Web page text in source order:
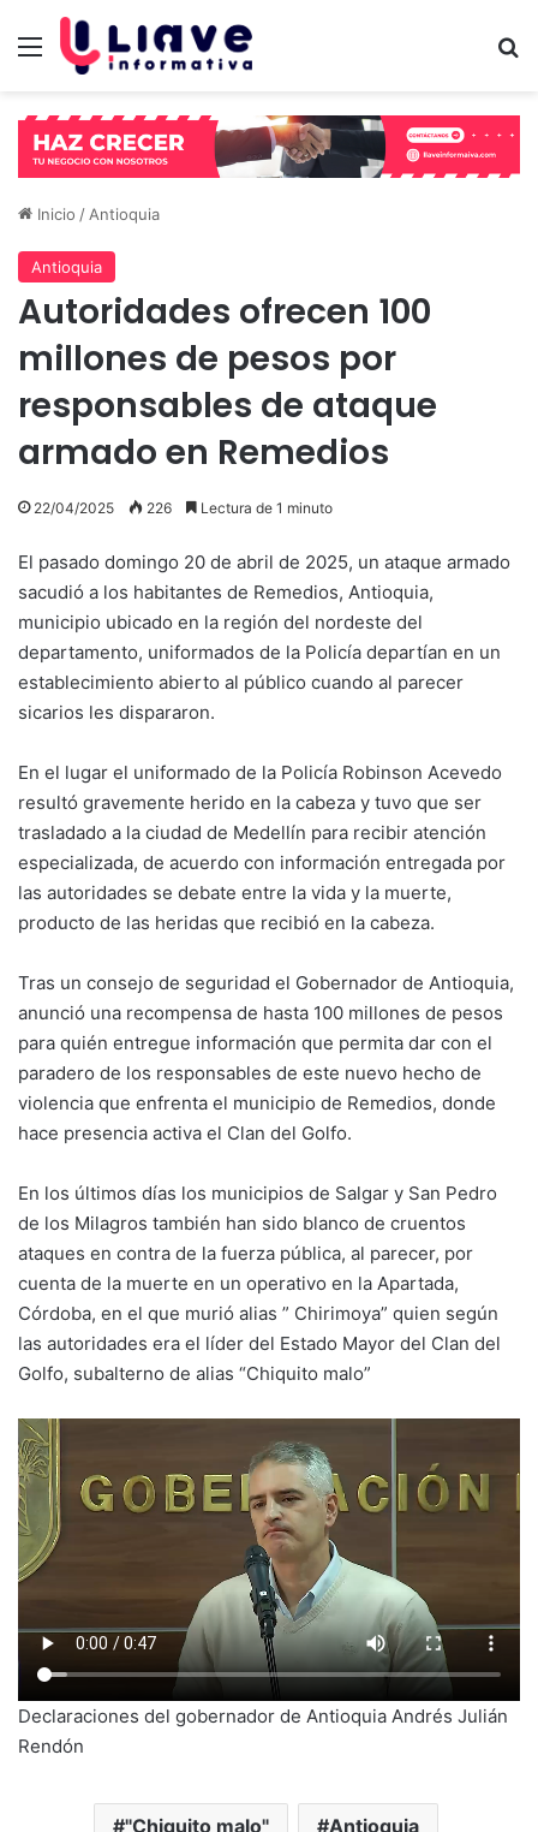
Menú
Inicio / Antioquia
Antioquia
Autoridades ofrecen 100
millones de pesos por
responsables de ataque
armado en Remedios
22/04/2025 226 Lectura de 1 minuto
El pasado domingo 20 de abril de 2025, un ataque armado
sacudió a los habitantes de Remedios, Antioquia,
municipio ubicado en la región del nordeste del
departamento, uniformados de la Policía departían en un
establecimiento abierto al público cuando al parecer
sicarios les dispararon.
En el lugar el uniformado de la Policía Robinson Acevedo
resultó gravemente herido en la cabeza y tuvo que ser
trasladado a la ciudad de Medellín para recibir atención
especializada, de acuerdo con información entregada por
las autoridades se debate entre la vida y la muerte,
producto de las heridas que recibió en la cabeza.
Tras un consejo de seguridad el Gobernador de Antioquia,
anunció una recompensa de hasta 100 millones de pesos
para quién entregue información que permita dar con el
paradero de los responsables de este nuevo hecho de
violencia que enfrenta el municipio de Remedios, donde
hace presencia activa el Clan del Golfo.
En los últimos días los municipios de Salgar y San Pedro
de los Milagros también han sido blanco de cruentos
ataques en contra de la fuerza pública, al parecer, por
cuenta de la muerte en un operativo en la Apartada,
Córdoba, en el que murió alias ” Chirimoya” quien según
las autoridades era el líder del Estado Mayor del Clan del
Golfo, subalterno de alias “Chiquito malo”
Declaraciones del gobernador de Antioquia Andrés Julián
Rendón
"Chiquito malo" Antioquia